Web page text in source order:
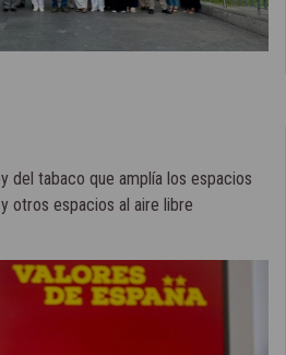
del tabaco que amplía los espacios
otros espacios al aire libre